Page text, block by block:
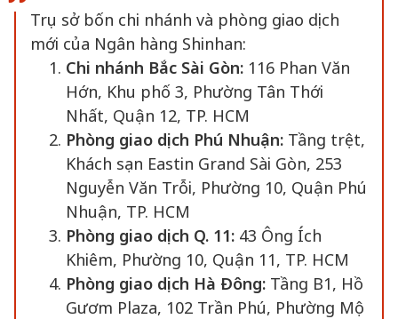
Trụ sở bốn chi nhánh và phòng giao dịch
mới của Ngân hàng Shinhan:
Chi nhánh Bắc Sài Gòn: 116 Phan Văn
Hớn, Khu phố 3, Phường Tân Thới
Nhất, Quận 12, TP. HCM
Phòng giao dịch Phú Nhuận: Tầng trệt,
Khách sạn Eastin Grand Sài Gòn, 253
Nguyễn Văn Trỗi, Phường 10, Quận Phú
Nhuận, TP. HCM
Phòng giao dịch Q. 11: 43 Ông Ích
Khiêm, Phường 10, Quận 11, TP. HCM
Phòng giao dịch Hà Đông: Tầng B1, Hồ
Gươm Plaza, 102 Trần Phú, Phường Mộ